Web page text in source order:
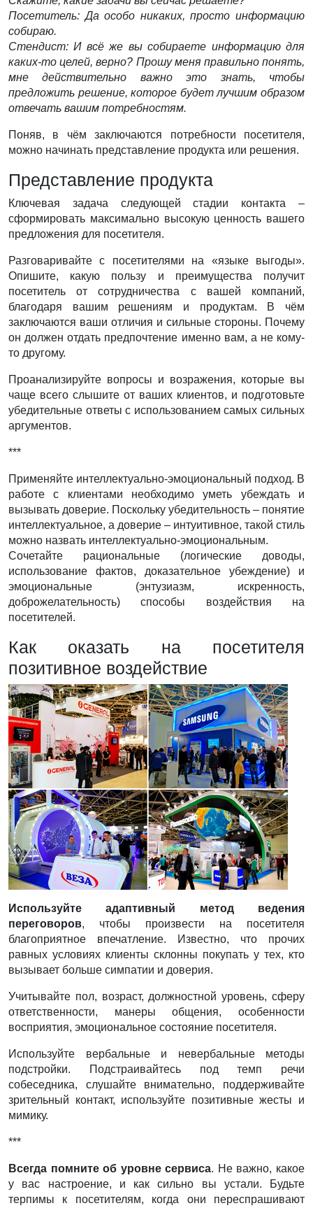
Посетитель: Да особо никаких, просто информацию
собираю.
Стендист: И всё же вы собираете информацию для
каких-то целей, верно? Прошу меня правильно понять,
мне действительно важно это знать, чтобы
предложить решение, которое будет лучшим образом
отвечать вашим потребностям.
Поняв, в чём заключаются потребности посетителя,
можно начинать представление продукта или решения.
Представление продукта
Ключевая задача следующей стадии контакта –
сформировать максимально высокую ценность вашего
предложения для посетителя.
Разговаривайте с посетителями на «языке выгоды».
Опишите, какую пользу и преимущества получит
посетитель от сотрудничества с вашей компаний,
благодаря вашим решениям и продуктам. В чём
заключаются ваши отличия и сильные стороны. Почему
он должен отдать предпочтение именно вам, а не кому-
то другому.
Проанализируйте вопросы и возражения, которые вы
чаще всего слышите от ваших клиентов, и подготовьте
убедительные ответы с использованием самых сильных
аргументов.
***
Применяйте интеллектуально-эмоциональный подход. В
работе с клиентами необходимо уметь убеждать и
вызывать доверие. Поскольку убедительность – понятие
интеллектуальное, а доверие – интуитивное, такой стиль
можно назвать интеллектуально-эмоциональным.
Сочетайте рациональные (логические доводы,
использование фактов, доказательное убеждение) и
эмоциональные (энтузиазм, искренность,
доброжелательность) способы воздействия на
посетителей.
Как оказать на посетителя
позитивное воздействие
Используйте адаптивный метод ведения
переговоров, чтобы произвести на посетителя
благоприятное впечатление. Известно, что прочих
равных условиях клиенты склонны покупать у тех, кто
вызывает больше симпатии и доверия.
Учитывайте пол, возраст, должностной уровень, сферу
ответственности, манеры общения, особенности
восприятия, эмоциональное состояние посетителя.
Используйте вербальные и невербальные методы
подстройки. Подстраивайтесь под темп речи
собеседника, слушайте внимательно, поддерживайте
зрительный контакт, используйте позитивные жесты и
мимику.
***
Всегда помните об уровне сервиса. Не важно, какое
у вас настроение, и как сильно вы устали. Будьте
терпимы к посетителям, когда они переспрашивают